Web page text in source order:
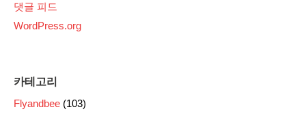
댓글 피드
WordPress.org
카테고리
Flyandbee (103)